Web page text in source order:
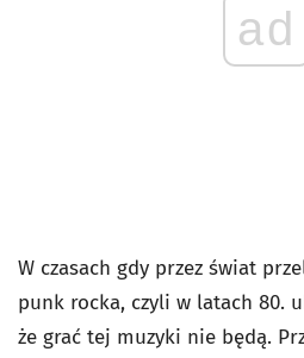
ad
W czasach gdy przez świat
punk rocka, czyli w latach 80.
że grać tej muzyki nie będą.